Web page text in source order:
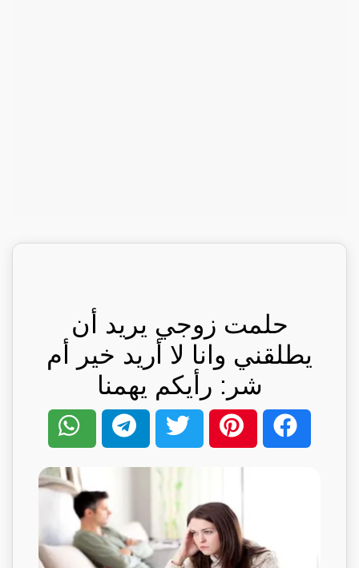
حلمت زوجي يريد أن
يطلقني وانا لا أريد خير أم
شر: رأيكم يهمنا